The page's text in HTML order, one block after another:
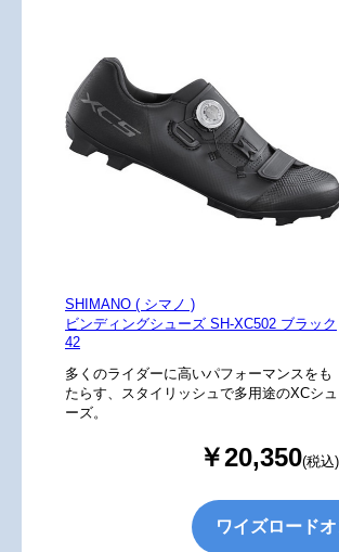
SHIMANO ( シマノ )
ビンディングシューズ SH-XC502 ブラック
42
多くのライダーに高いパフォーマンスをも
たらす、スタイリッシュで多用途のXCシュ
ーズ。
￥20,350(税込)
ワイズロード